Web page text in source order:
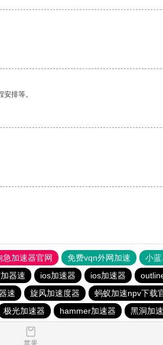
排等。
急加速器官网 免费vqn外网加速
小
器速 ios加速器 ios加速器
速 旋风加速度器
蚂蚁加速npv下载
极光加速器 hammer加速器 黑洞加速
苹果